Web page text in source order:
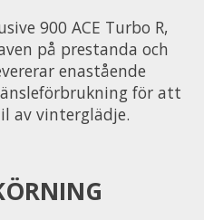
900 ACE Turbo R,
på prestanda och
enastående
för att
av vinterglädje.